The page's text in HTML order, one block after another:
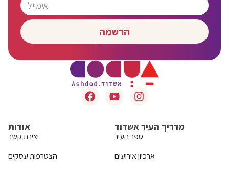
הרשמה
אודות
יצירת קשר
הצטרפות עסקים
מדריך העיר אשדוד
ספר העיר
ארכיון אירועים